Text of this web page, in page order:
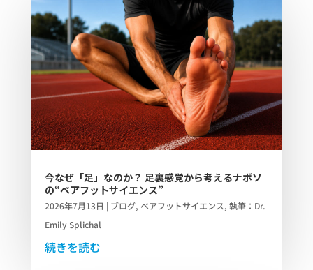
今なぜ「足」なのか？ 足裏感覚から考えるナボソ
の“ベアフットサイエンス”
2026年7月13日 | ブログ, ベアフットサイエンス, 執筆：Dr.
Emily Splichal
続きを読む